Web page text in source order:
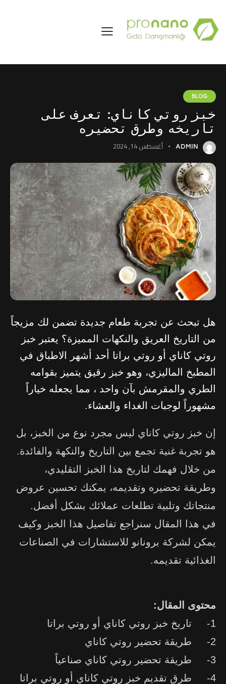
BLOG
خبز روتي كاناي: تعرف على
تاريخه وطرق تحضيره
ADMIN أغسطس 14, 2024
هل تبحث عن تجربة طعام جديدة تضمن لك مزيجاً
من التاريخ العريق والنكهات المميزة؟ يعتبر خبز
روتي كاناي أو روتي براتا أحد أشهر الاطباق في
المطبخ الماليزي، وهو خبز رقيق يتميز بقوامه
الطري والمقرمش بآن واحد ، مما يجعله خياراً
مشهوراً لوجبات الغداء والعشاء.
إن خبز روتي كاناي ليس مجرد نوع من الخبز، بل
هو تجربة غنية تجمع بين التاريخ والنكهة والفائدة.
من خلال فهمك لتاريخ هذا الخبز التقليدي،
وطريقة تحضيره وتقديمه، يمكنك تحسين عروض
منتجاتك وتلبية تطلعات عملائك بشكل أفضل.
في هذا المقال سنراجع تفاصيل هذا الخبز وكيف
يمكن لشركة برونانو للاستشارات في الصناعات
الغذائية تقديمه.
محتوى المقال:
1- تاريخ خبز روتي كاناي أو روتي براتا
2- طريقة تحضير روتي كاناي
3- طريقة تحضير روتي كاناي صناعياً
4- طرق تقديم خبز روتي كاناي أو روتي براتا